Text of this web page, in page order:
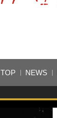
TOP NEWS